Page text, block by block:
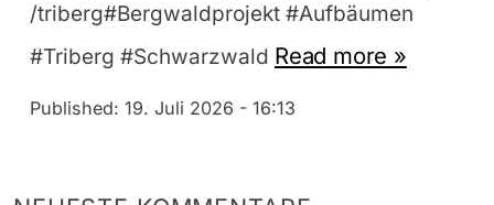
/triberg#Bergwaldprojekt #Aufbäumen
#Triberg #Schwarzwald Read more »
Published: 19. Juli 2026 - 16:13